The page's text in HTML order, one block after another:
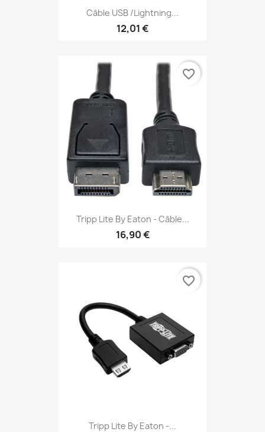
Câble USB /Lightning...
12,01 €
Tripp Lite By Eaton - Câble...
16,90 €
favorite_border
Tripp Lite By Eaton -...
favorite_border